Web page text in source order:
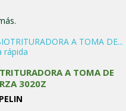
rápida
A TOMA DE
3020Z